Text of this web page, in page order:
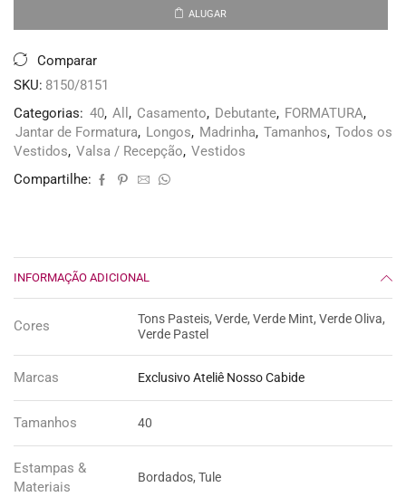
ALUGAR
Comparar
SKU: 8150/8151
Categorias: 40, All , Casamento, Debutante, FORMATURA,
Jantar de Formatura, Longos, Madrinha, Tamanhos, Todos os
Vestidos, Valsa / Recepção, Vestidos
Compartilhe:
INFORMAÇÃO ADICIONAL
Cores
Tons Pasteis, Verde, Verde Mint, Verde Oliva,
Verde Pastel
Marcas Exclusivo Ateliê Nosso Cabide
Tamanhos 40
Estampas &
Materiais
Bordados, Tule